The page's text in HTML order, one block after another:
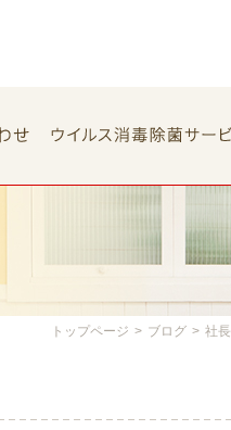
トップページ > ブログ > 社